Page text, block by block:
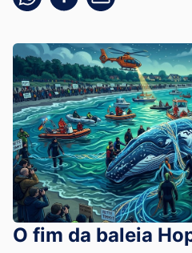
O fim da baleia